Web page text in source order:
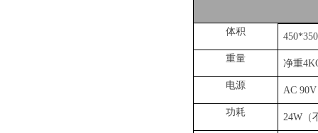
体积
重量 净重4
电源 AC 90V
功耗 24W （